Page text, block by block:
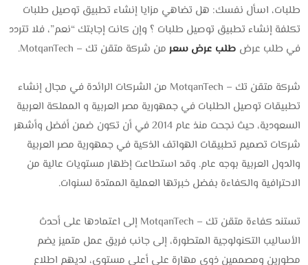
طلبات، اسأل نفسك: هل تضاهي مزايا إنشاء تطبيق توصيل طلبات
تكلفة إنشاء تطبيق توصيل طلبات ؟ وإن كانت إجابتك “نعم”، فلا تتردد
في طلب عرض طلب عرض سعر من شركة متقن تك – MotqanTech.
شركة متقن تك – MotqanTech من الشركات الرائدة في مجال إنشاء
تطبيقات توصيل الطلبات في جمهورية مصر العربية و المملكة العربية
السعودية، حيث نجحت منذ عام 2014 في أن تكون ضمن أفضل وأشهر
شركات تصميم تطبيقات الهواتف الذكية في جمهورية مصر العربية
والدول العربية بوجه عام. وقد استطاعت إظهار مستويات عالية من
الاحترافية والكفاءة بفضل خبرتها العملية الممتدة لسنوات.
تستند كفاءة متقن تك – MotqanTech إلى اعتمادها على أحدث
الأساليب التكنولوجية المتطورة، إلى جانب فريق عمل متميز يضم
مطورين ومصممين ذوي مهارة على أعلى مستوى، لديهم اطلاع